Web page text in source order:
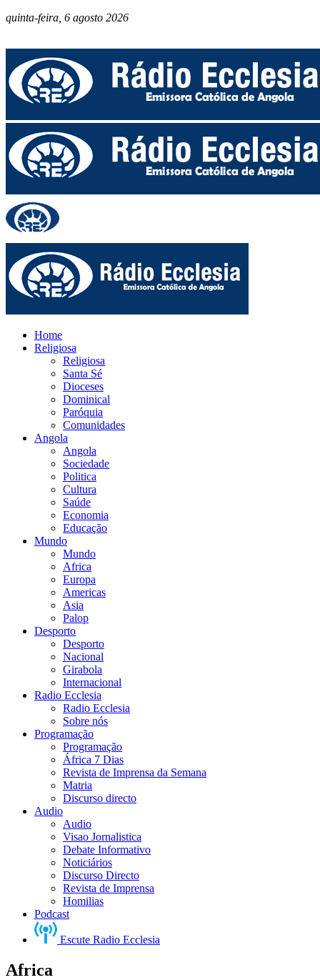
quinta-feira, 6 agosto 2026
Home
Religiosa
Religiosa
Santa Sé
Dioceses
Dominical
Paróquia
Comunidades
Angola
Angola
Sociedade
Politica
Cultura
Saúde
Economia
Educação
Mundo
Mundo
Africa
Europa
Americas
Asia
Palop
Desporto
Desporto
Nacional
Girabola
Internacional
Radio Ecclesia
Radio Ecclesia
Sobre nós
Programação
Programação
África 7 Dias
Revista de Imprensa da Semana
Matria
Discurso directo
Audio
Audio
Visao Jornalistica
Debate Informativo
Noticiários
Discurso Directo
Revista de Imprensa
Homilias
Podcast
Escute Radio Ecclesia
Africa